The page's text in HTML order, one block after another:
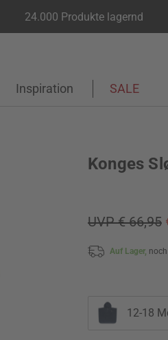
24.000 Produkte lagernd
Inspiration SALE
Konges
UVP € 66,95
Auf Lager,
12-18